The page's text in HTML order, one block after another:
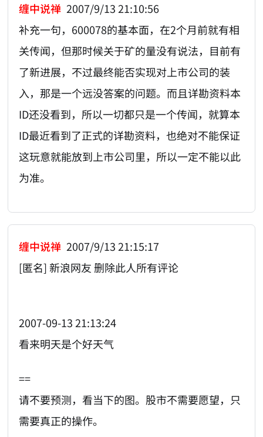
缠中说禅 2007/9/13 21:10:56
补充一句，600078的基本面，在2个月前就有相
关传闻，但那时候关于矿的量没有说法，目前有
了新进展，不过最终能否实现对上市公司的装
入，那是一个远没答案的问题。而且详勘资料本
ID还没看到，所以一切都只是一个传闻，就算本
ID最近看到了正式的详勘资料，也绝对不能保证
这玩意就能放到上市公司里，所以一定不能以此
为准。
缠中说禅 2007/9/13 21:15:17
[匿名] 新浪网友 删除此人所有评论
2007-09-13 21:13:24
看来明天是个好天气
==
请不要预测，看当下的图。股市不需要愿望，只
需要真正的操作。